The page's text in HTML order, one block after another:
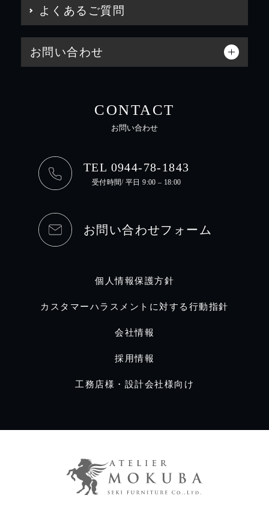
よくあるご質問
お問い合わせ
CONTACT
お問い合わせ
TEL 0944-78-1843
受付時間/ 平日 9:00 – 18:00
お問い合わせフォーム
個人情報保護方針
カスタマーハラスメントに対する行動指針
会社情報
採用情報
工務店様・設計会社様向け